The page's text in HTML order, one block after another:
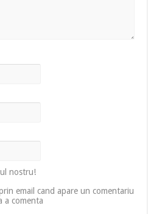
nostru!
email cand apare un comentariu
a comenta